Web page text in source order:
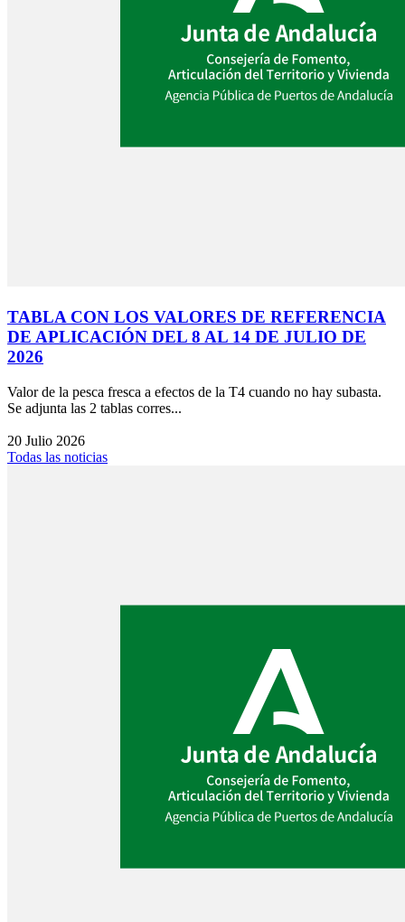
TABLA CON LOS VALORES DE REFERENCIA
DE APLICACIÓN DEL 8 AL 14 DE JULIO DE
2026
Valor de la pesca fresca a efectos de la T4 cuando no hay subasta.
Se adjunta las 2 tablas corres...
20 Julio 2026
Todas las noticias